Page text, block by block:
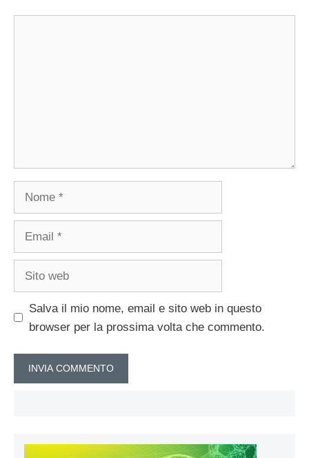
Nome
Email
Sito
Salva il mio nome, email e sito web in questo
browser per la prossima volta che commento.